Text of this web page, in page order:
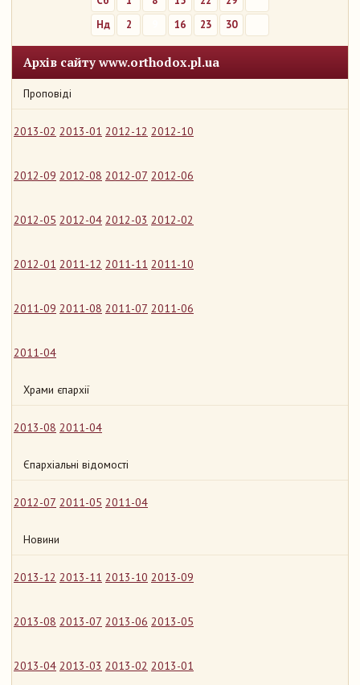
Нд
2 16 23 30
Архів сайту www.orthodox.pl.ua
Проповіді
2013-02 2013-01 2012-12 2012-10
2012-09 2012-08 2012-07 2012-06
2012-05 2012-04 2012-03 2012-02
2012-01 2011-12 2011-11 2011-10
2011-09 2011-08 2011-07 2011-06
2011-04
Храми єпархії
2013-08 2011-04
Єпархіальні відомості
2012-07 2011-05 2011-04
Новини
2013-12 2013-11 2013-10 2013-09
2013-08 2013-07 2013-06 2013-05
2013-04 2013-03 2013-02 2013-01